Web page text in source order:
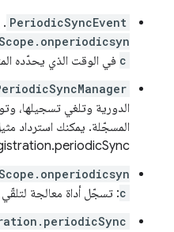
PeriodicSyncEvent
.
c في الوقت الذي يحدّده
الدورية وتلغي تسجيلها،
المسجّلة. يمكنك استرداد
c: تسجّل أداة معالجة لتلقّي